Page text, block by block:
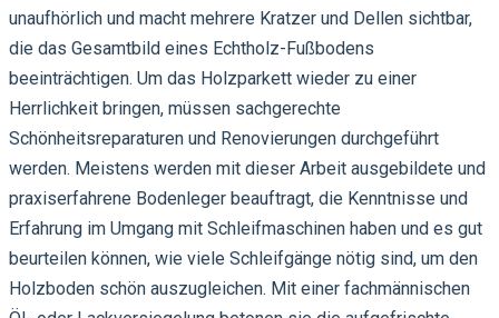
unaufhörlich und macht mehrere Kratzer und Dellen sichtbar,
die das Gesamtbild eines Echtholz-Fußbodens
beeinträchtigen. Um das Holzparkett wieder zu einer
Herrlichkeit bringen, müssen sachgerechte
Schönheitsreparaturen und Renovierungen durchgeführt
werden. Meistens werden mit dieser Arbeit ausgebildete und
praxiserfahrene Bodenleger beauftragt, die Kenntnisse und
Erfahrung im Umgang mit Schleifmaschinen haben und es gut
beurteilen können, wie viele Schleifgänge nötig sind, um den
Holzboden schön auszugleichen. Mit einer fachmännischen